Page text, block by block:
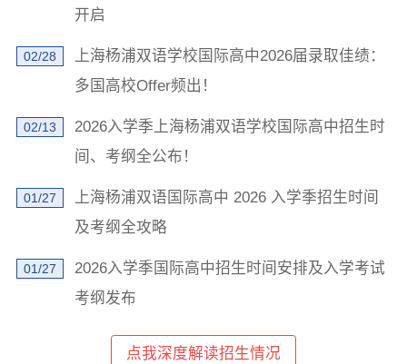
开启
02/28
上海杨浦双语学校国际高中2026届录取佳绩：
多国高校Offer频出！
02/13
2026入学季上海杨浦双语学校国际高中招生时
间、考纲全公布！
01/27
上海杨浦双语国际高中 2026 入学季招生时间
及考纲全攻略
01/27
2026入学季国际高中招生时间安排及入学考试
考纲发布
点我深度解读招生情况
×
学校地址发我短信
已阅读并同意
提、研学服务，我们将收集您的上述信息。若您同意且
定制更为贴心的服务。此外，您的上述信息我们将同步
师与您联络。关于您的个人信息处理规则详见《用户隐